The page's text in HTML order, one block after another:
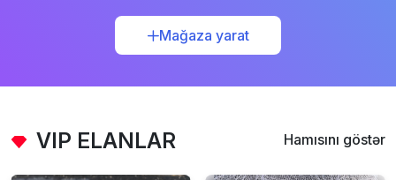
Mağaza yarat
VIP ELANLAR Hamısını göstər